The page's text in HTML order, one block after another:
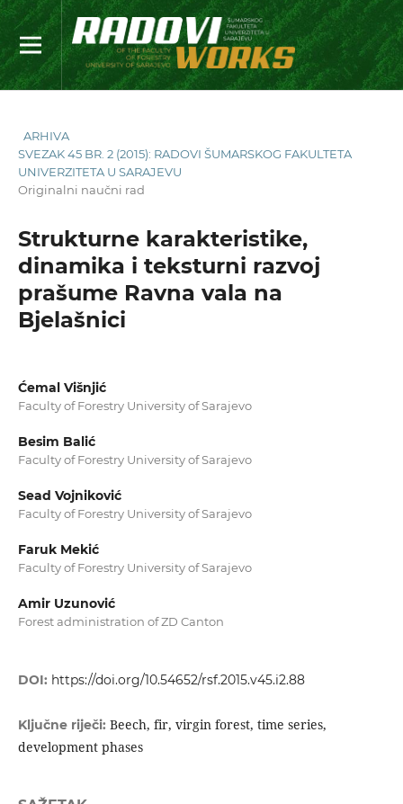
ARHIVA
SVEZAK 45 BR. 2 (2015): RADOVI ŠUMARSKOG FAKULTETA
UNIVERZITETA U SARAJEVU
Originalni naučni rad
Strukturne karakteristike,
dinamika i teksturni razvoj
prašume Ravna vala na
Bjelašnici
Ćemal Višnjić
Faculty of Forestry University of Sarajevo
Besim Balić
Faculty of Forestry University of Sarajevo
Sead Vojniković
Faculty of Forestry University of Sarajevo
Faruk Mekić
Faculty of Forestry University of Sarajevo
Amir Uzunović
Forest administration of ZD Canton
DOI: https://doi.org/10.54652/rsf.2015.v45.i2.88
Ključne riječi: Beech, fir, virgin forest, time series,
development phases